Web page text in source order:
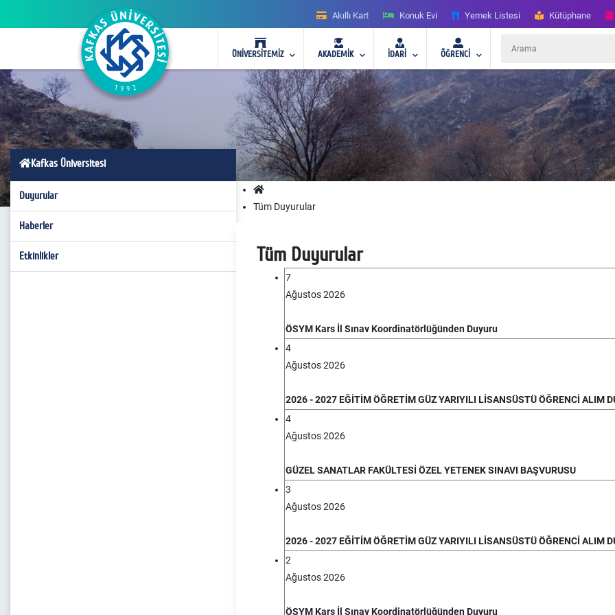
Akıllı Kart Konuk Evi Yemek Listesi Kütüphane
ÜNİVERSİTEMİZ AKADEMİK İDARİ ÖĞRENCİ
Kafkas Üniversitesi
Duyurular
Haberler
Etkinlikler
Tüm Duyurular
Tüm Duyurular
7
Ağustos 2026
ÖSYM Kars İl Sınav Koordinatörlüğünden Duyuru
4
Ağustos 2026
2026 - 2027 EĞİTİM ÖĞRETİM GÜZ YARIYILI LİSANSÜSTÜ ÖĞRENCİ ALIM
4
Ağustos 2026
GÜZEL SANATLAR FAKÜLTESİ ÖZEL YETENEK SINAVI BAŞVURUSU
3
Ağustos 2026
2026 - 2027 EĞİTİM ÖĞRETİM GÜZ YARIYILI LİSANSÜSTÜ ÖĞRENCİ ALIM
2
Ağustos 2026
ÖSYM Kars İl Sınav Koordinatörlüğünden Duyuru